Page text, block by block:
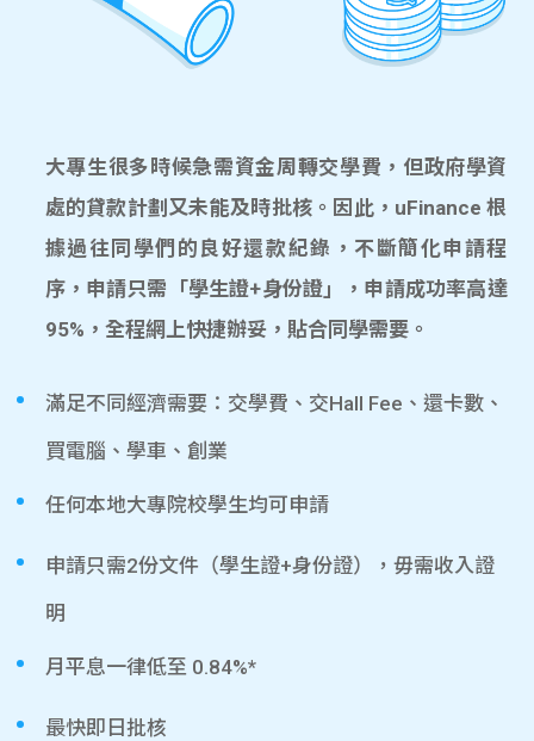
大專生很多時候急需資金周轉交學費，但政府學資
處的貸款計劃又未能及時批核。因此，uFinance 根
據過往同學們的良好還款紀錄，不斷簡化申請程
序，申請只需「學生證+身份證」，申請成功率高達
95%，全程網上快捷辦妥，貼合同學需要。
滿足不同經濟需要：交學費、交Hall Fee、還卡數、
買電腦、學車、創業
任何本地大專院校學生均可申請
申請只需2份文件（學生證+身份證），毋需收入證
明
月平息一律低至 0.84%*
最快即日批核